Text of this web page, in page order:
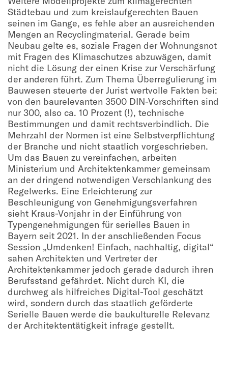
Städtebau und zum kreislaufgerechten Bauen
seinen im Gange, es fehle aber an ausreichenden
Mengen an Recyclingmaterial. Gerade beim
Neubau gelte es, soziale Fragen der Wohnungsnot
mit Fragen des Klimaschutzes abzuwägen, damit
nicht die Lösung der einen Krise zur Verschärfung
der anderen führt. Zum Thema Überregulierung im
Bauwesen steuerte der Jurist wertvolle Fakten bei:
von den baurelevanten 3500 DIN-Vorschriften sind
nur 300, also ca. 10 Prozent (!), technische
Bestimmungen und damit rechtsverbindlich. Die
Mehrzahl der Normen ist eine Selbstverpflichtung
der Branche und nicht staatlich vorgeschrieben.
Um das Bauen zu vereinfachen, arbeiten
Ministerium und Architektenkammer gemeinsam
an der dringend notwendigen Verschlankung des
Regelwerks. Eine Erleichterung zur
Beschleunigung von Genehmigungsverfahren
sieht Kraus-Vonjahr in der Einführung von
Typengenehmigungen für serielles Bauen in
Bayern seit 2021. In der anschließenden Focus
Session „Umdenken! Einfach, nachhaltig, digital“
sahen Architekten und Vertreter der
Architektenkammer jedoch gerade dadurch ihren
Berufsstand gefährdet. Nicht durch KI, die
durchweg als hilfreiches Digital-Tool geschätzt
wird, sondern durch das staatlich geförderte
Serielle Bauen werde die baukulturelle Relevanz
der Architektentätigkeit infrage gestellt.